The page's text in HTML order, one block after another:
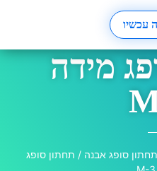
עכשיו
מידה
תחתון סופג אבנה / תחתון סופג